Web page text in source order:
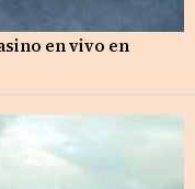
en vivo en